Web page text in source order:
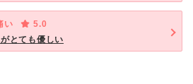
い
5.0
とても優しい